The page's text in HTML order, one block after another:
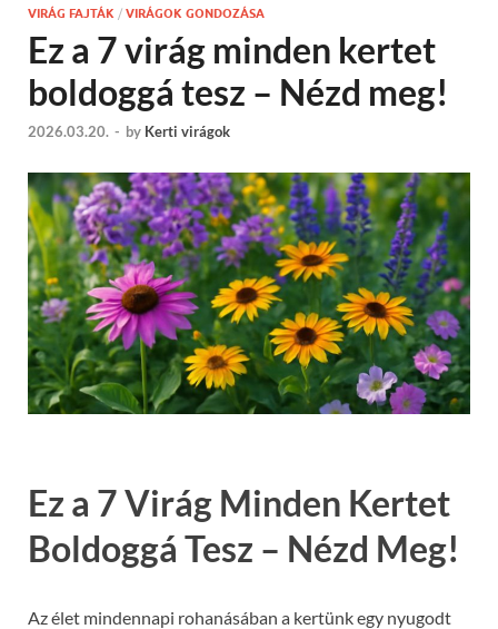
VIRÁG FAJTÁK / VIRÁGOK GONDOZÁSA
Ez a 7 virág minden kertet
boldoggá tesz – Nézd meg!
2026.03.20. - by Kerti virágok
Ez a 7 Virág Minden Kertet
Boldoggá Tesz – Nézd Meg!
Az élet mindennapi rohanásában a kertünk egy nyugodt